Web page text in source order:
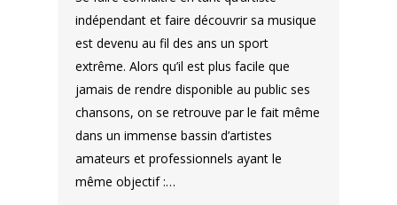
indépendant et faire découvrir sa musique
est devenu au fil des ans un sport
extrême. Alors qu’il est plus facile que
jamais de rendre disponible au public ses
chansons, on se retrouve par le fait même
dans un immense bassin d’artistes
amateurs et professionnels ayant le
même objectif :…